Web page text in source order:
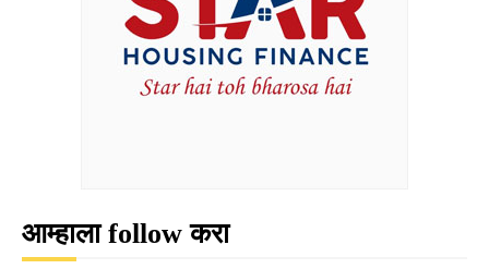
आम्हाला follow करा